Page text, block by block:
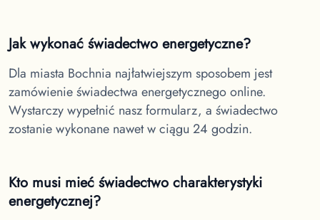
Jak wykonać świadectwo energetyczne?
Dla miasta Bochnia najłatwiejszym sposobem jest
zamówienie świadectwa energetycznego online.
Wystarczy wypełnić nasz formularz, a świadectwo
zostanie wykonane nawet w ciągu 24 godzin.
Kto musi mieć świadectwo charakterystyki
energetycznej?